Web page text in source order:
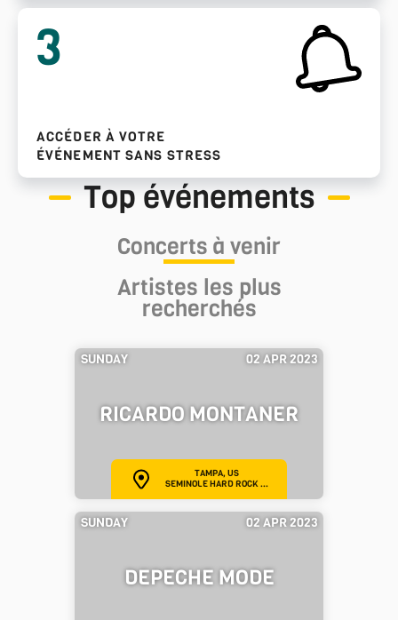
3
ACCÉDER À VOTRE
ÉVÉNEMENT SANS STRESS
Top événements
Concerts à venir
Artistes les plus
recherchés
SUNDAY 02 APR 2023
RICARDO MONTANER
TAMPA, US
SEMINOLE HARD ROCK ...
SUNDAY 02 APR 2023
DEPECHE MODE